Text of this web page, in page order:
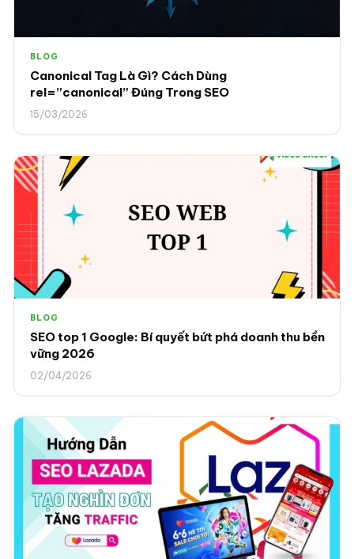
BLOG
Canonical Tag Là Gì? Cách Dùng
rel=”canonical” Đúng Trong SEO
15/03/2026
BLOG
SEO top 1 Google: Bí quyết bứt phá doanh thu bền
vững 2026
02/04/2026